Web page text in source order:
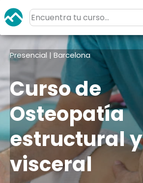
Presencial | Barcelona
Curso de
Osteopatía
estructural y
visceral